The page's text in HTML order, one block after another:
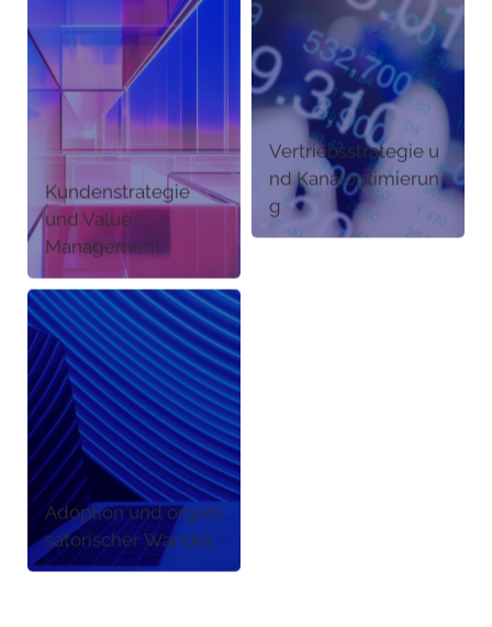
Kundenstrategie
und Value
Management
Vertriebsstrategie u
nd Kanaloptimierun
g
Adoption und organi
satorischer Wandel